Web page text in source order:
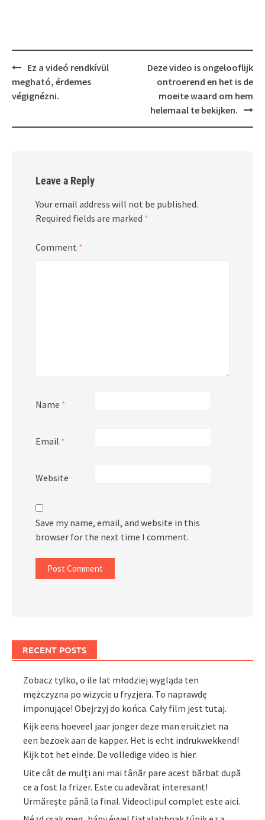
Post
navigation
Ez a videó rendkívül
megható, érdemes
végignézni.
Deze video is ongelooflijk
ontroerend en het is de
moeite waard om hem
helemaal te bekijken.
Leave a Reply
Your email address will not be published.
Required fields are marked *
Comment *
Name *
Email *
Website
Save my name, email, and website in this
browser for the next time I comment.
RECENT POSTS
Zobacz tylko, o ile lat młodziej wygląda ten
mężczyzna po wizycie u fryzjera. To naprawdę
imponujące! Obejrzyj do końca. Cały film jest tutaj.
Kijk eens hoeveel jaar jonger deze man eruitziet na
een bezoek aan de kapper. Het is echt indrukwekkend!
Kijk tot het einde. De volledige video is hier.
Uite cât de mulți ani mai tânăr pare acest bărbat după
ce a fost la frizer. Este cu adevărat interesant!
Urmărește până la final. Videoclipul complet este aici.